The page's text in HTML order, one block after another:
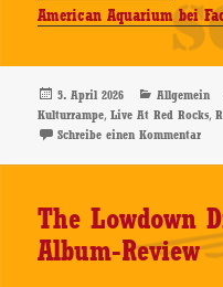
American Aquarium bei
Veröffentlicht
am
5. April 2026 Kategorien
Allgemein
Kulturrampe,Live At Red Rocks,
Schreibe einen Kommentarzu
The Lowdown
Album-Review